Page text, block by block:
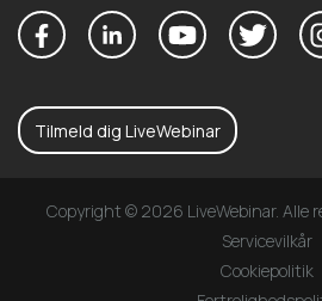
Tilmeld dig LiveWebinar
Copyright © 2026 LiveWebinar. Alle
Servicevilkår
Cookiepolitik